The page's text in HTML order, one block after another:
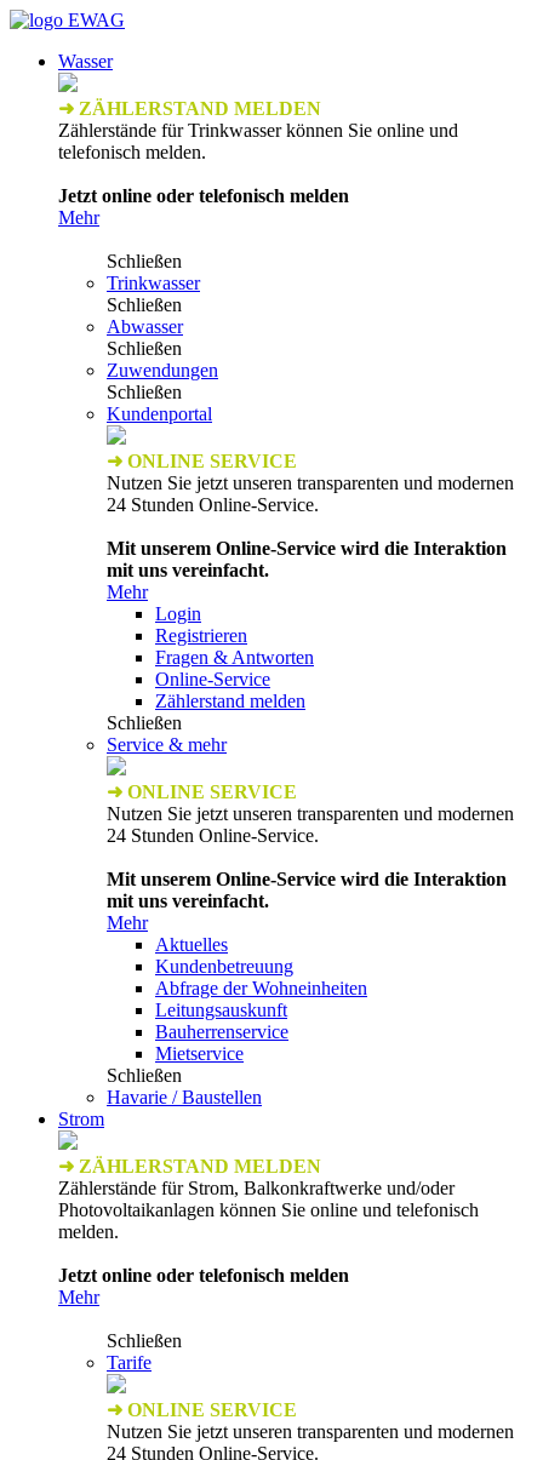
Wasser
➜ ZÄHLERSTAND MELDEN
Zählerstände für Trinkwasser können Sie online und
telefonisch melden.
Jetzt online oder telefonisch melden
Mehr
Schließen
Trinkwasser
Schließen
Abwasser
Schließen
Zuwendungen
Schließen
Kundenportal
➜ ONLINE SERVICE
Nutzen Sie jetzt unseren transparenten und modernen
24 Stunden Online-Service.
Mit unserem Online-Service wird die Interaktion
mit uns vereinfacht.
Mehr
Login
Registrieren
Fragen & Antworten
Online-Service
Zählerstand melden
Schließen
Service & mehr
➜ ONLINE SERVICE
Nutzen Sie jetzt unseren transparenten und modernen
24 Stunden Online-Service.
Mit unserem Online-Service wird die Interaktion
mit uns vereinfacht.
Mehr
Aktuelles
Kundenbetreuung
Abfrage der Wohneinheiten
Leitungsauskunft
Bauherrenservice
Mietservice
Schließen
Havarie / Baustellen
Strom
➜ ZÄHLERSTAND MELDEN
Zählerstände für Strom, Balkonkraftwerke und/oder
Photovoltaikanlagen können Sie online und telefonisch
melden.
Jetzt online oder telefonisch melden
Mehr
Schließen
Tarife
➜ ONLINE SERVICE
Nutzen Sie jetzt unseren transparenten und modernen
24 Stunden Online-Service.